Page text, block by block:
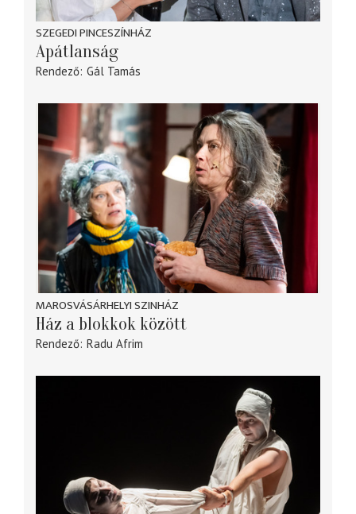
SZEGEDI PINCESZÍNHÁZ
Apátlanság
Rendező Gál Tamás
MAROSVÁSÁRHELYI SZINHÁZ
Ház a blokkok között
Rendező Radu Afrim